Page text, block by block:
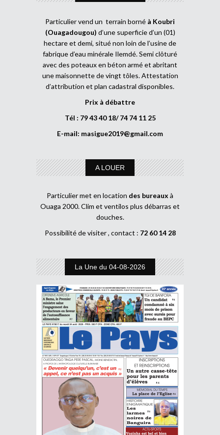
Particulier vend un terrain borné à Koubri
(Ouagadougou) d’une superficie d’un (01)
hectare et demi, situé non loin de l’usine de
fabrique d’eau minérale Ilemdé. Semi clôturé
avec des poteaux en béton armé et abritant
une maisonnette de vingt tôles. Attestation
d’attribution et plan cadastral disponibles.
Prix à débattre
Tél : 79 43 40 18/ 74 74 11 25
E-mail: masigue2019@gmail.com
A LOUER
Particulier met en location des bureaux à
Ouaga 2000. Clim et ventilos plus débarras et
douches.
Possibilité de visiter , contact : 72 60 14 28
La Une du 04-08-2026